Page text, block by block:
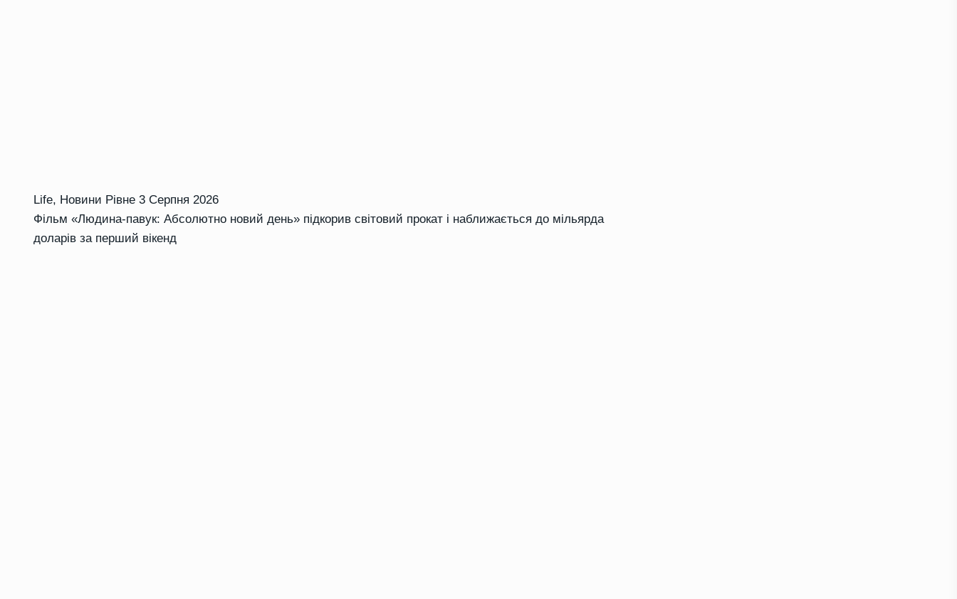
Life, Новини Рівне 3 Серпня 2026
Фільм «Людина-павук: Абсолютно новий день» підкорив світовий прокат і наближається до мільярда
доларів за перший вікенд